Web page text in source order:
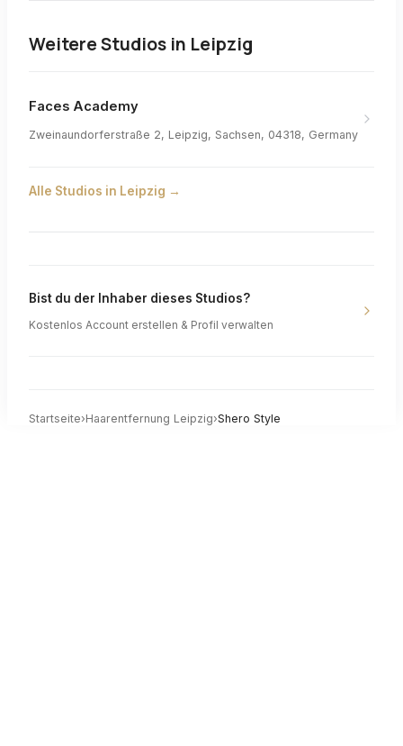
Weitere Studios in Leipzig
Faces Academy
Zweinaundorferstraße 2, Leipzig, Sachsen, 04318, Germany
Alle Studios in Leipzig →
Bist du der Inhaber dieses Studios?
Kostenlos Account erstellen & Profil verwalten
Startseite›Haarentfernung Leipzig›Shero Style